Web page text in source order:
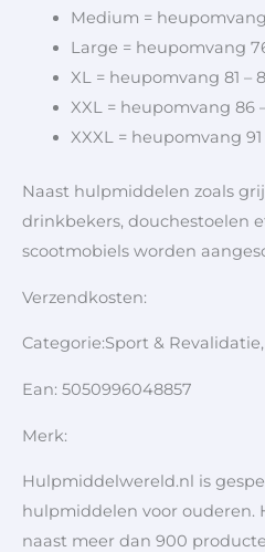
Medium = heupomvang
Large = heupomvang
XL = heupomvang 81 –
XXL = heupomvang 86
XXXL = heupomvang 91
Naast hulpmiddelen zoals
drinkbekers, douchestoelen
scootmobiels worden
Verzendkosten:
Categorie:Sport & Revalidatie,
Ean: 5050996048857
Merk:
Hulpmiddelwereld.nl is
hulpmiddelen voor ouderen.
naast meer dan 900